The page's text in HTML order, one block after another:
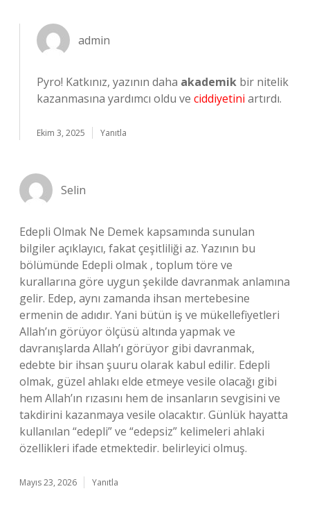
admin
Pyro! Katkınız, yazının daha akademik bir nitelik
kazanmasına yardımcı oldu ve ciddiyetini artırdı.
Ekim 3, 2025 Yanıtla
Selin
Edepli Olmak Ne Demek kapsamında sunulan
bilgiler açıklayıcı, fakat çeşitliliği az. Yazının bu
bölümünde Edepli olmak , toplum töre ve
kurallarına göre uygun şekilde davranmak anlamına
gelir. Edep, aynı zamanda ihsan mertebesine
ermenin de adıdır. Yani bütün iş ve mükellefiyetleri
Allah’ın görüyor ölçüsü altında yapmak ve
davranışlarda Allah’ı görüyor gibi davranmak,
edebte bir ihsan şuuru olarak kabul edilir. Edepli
olmak, güzel ahlakı elde etmeye vesile olacağı gibi
hem Allah’ın rızasını hem de insanların sevgisini ve
takdirini kazanmaya vesile olacaktır. Günlük hayatta
kullanılan “edepli” ve “edepsiz” kelimeleri ahlaki
özellikleri ifade etmektedir. belirleyici olmuş.
Mayıs 23, 2026 Yanıtla